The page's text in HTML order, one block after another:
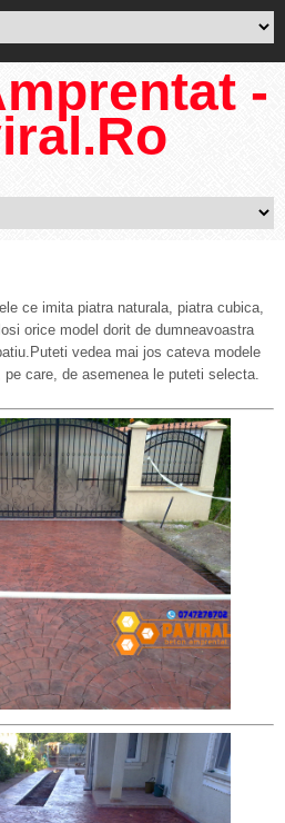
-
ce imita piatra naturala, piatra cubica,
orice model dorit de dumneavoastra
vedea mai jos cateva modele
care, de asemenea le puteti selecta.